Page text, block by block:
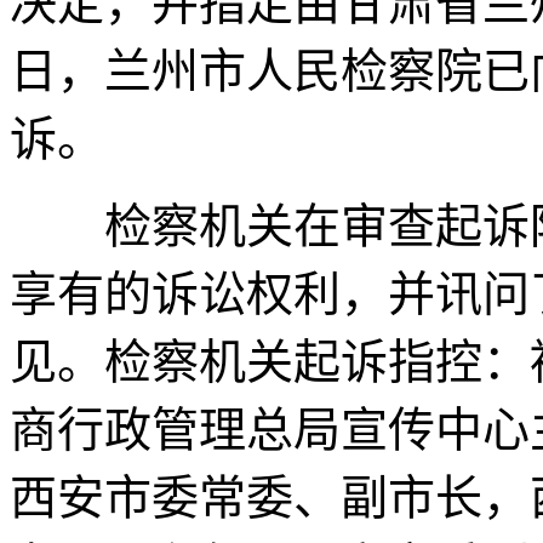
日，兰州市人民检察院
诉。
检察机关在审查起诉
享有的诉讼权利，并讯
见。检察机关起诉指控
商行政管理总局宣传中
西安市委常委、副市长